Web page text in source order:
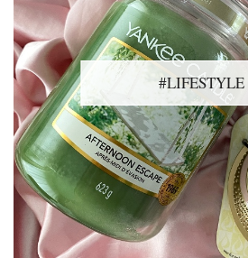
#LIFESTYLE